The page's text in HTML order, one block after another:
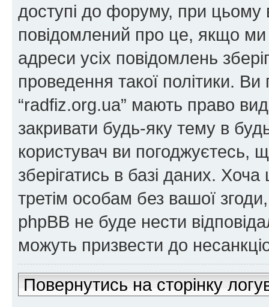
доступі до форуму, при цьому
повідомлений про це, якщо
адреси усіх повідомлень
проведення такої політики.
“radfiz.org.ua” мають право
закривати будь-яку тему в
користувач ви погоджуєтесь,
зберігатись в базі даних.
третім особам без вашої згоди,
phpBB не буде нести
можуть призвести до
Повернутись на сторінку